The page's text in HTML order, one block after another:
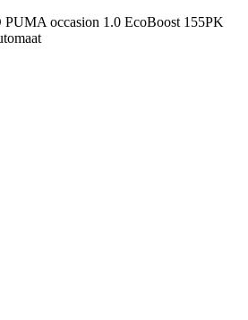
PUMA occasion 1.0 EcoBoost 155PK